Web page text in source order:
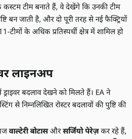
कस्टम टीम बनाते हैं, वे देखेंगे कि उनकी टीम
बन जाती है, और दो पूरी तरह से नई फैक्ट्रियों
टीमों के अधिक प्रतिस्पर्धी क्षेत्र में शामिल हो
लाइनअप
बदलाव देखने को मिलते हैं। EA ने
से निम्नलिखित रोस्टर बदलावों की पुष्टि की
वाल्टेरी बोटासऔरसर्जियो पेरेज़कर रहे हैं,